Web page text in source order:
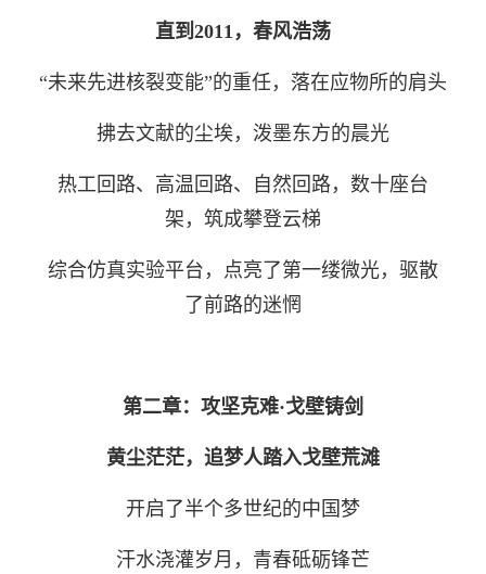
直到2011 ， 春风浩荡
“未来先进核裂变能”的重任， 落在应物所的肩头
拂去文献的尘埃， 泼墨东方的晨光
热工回路、高温回路、自然回路， 数十座台
架， 筑成攀登云梯
综合仿真实验平台， 点亮了第一缕微光， 驱散
了前路的迷惘
第二章： 攻坚克难·戈壁铸剑
黄尘茫茫， 追梦人踏入戈壁荒滩
开启了半个多世纪的中国梦
汗水浇灌岁月，青春砥砺锋芒